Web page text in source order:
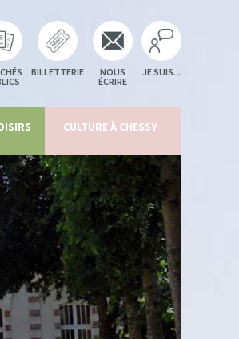
BILLETTERIE
NOUS
ÉCRIRE
JE SUIS...
CULTURE À CHESSY